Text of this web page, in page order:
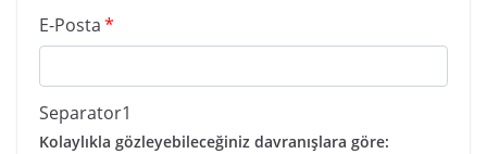
E-Posta*
Separator1
Kolaylıkla gözleyebileceğiniz davranışlara göre: